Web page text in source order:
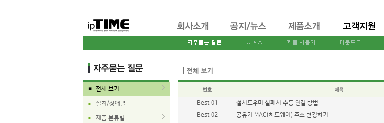
■ 전체 보기
■ 설치/장애별
■ 제품 분류별
Best 01 설치도우미 실패시 수동 연결 방법
Best 02
공유기 MAC(하드웨어) 주소 변경하기